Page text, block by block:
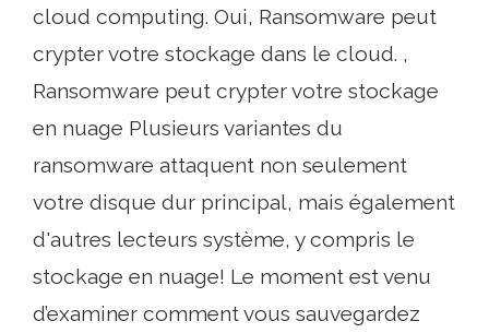
cloud computing. Oui, Ransomware peut
crypter votre stockage dans le cloud. ,
Ransomware peut crypter votre stockage
en nuage Plusieurs variantes du
ransomware attaquent non seulement
votre disque dur principal, mais également
d'autres lecteurs système, y compris le
stockage en nuage! Le moment est venu
d’examiner comment vous sauvegardez